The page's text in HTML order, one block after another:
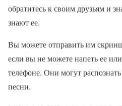
обратитесь к своим друзьям и
знают ее.
Вы можете отправить им
если вы не можете напеть ее
телефоне. Они могут
песни.